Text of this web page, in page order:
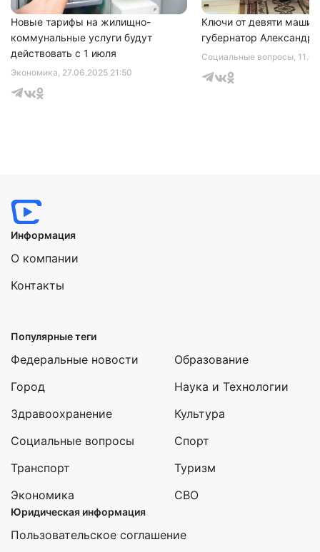
Экономика, 27.06.2025 21:50
Новые тарифы на жилищно-
коммунальные услуги будут
действовать с 1 июля
Социальные вопросы,
Ключи от девяти машин
губернатор Александр
Информация
О компании
Контакты
Популярные теги
Федеральные новости
Город
Здравоохранение
Социальные вопросы
Транспорт
Экономика
Образование
Наука и Технологии
Культура
Спорт
Туризм
СВО
Юридическая информация
Пользовательское соглашение